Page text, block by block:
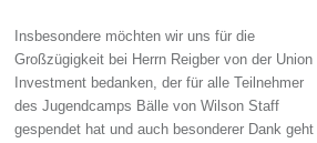
Insbesondere möchten wir uns für die
Großzügigkeit bei Herrn Reigber von der Union
Investment bedanken, der für alle Teilnehmer
des Jugendcamps Bälle von Wilson Staff
gespendet hat und auch besonderer Dank geht